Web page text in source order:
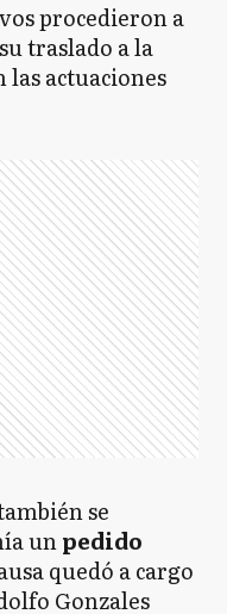
procedieron a
traslado a la
actuaciones
se
unpedido
quedó a cargo
Gonzales